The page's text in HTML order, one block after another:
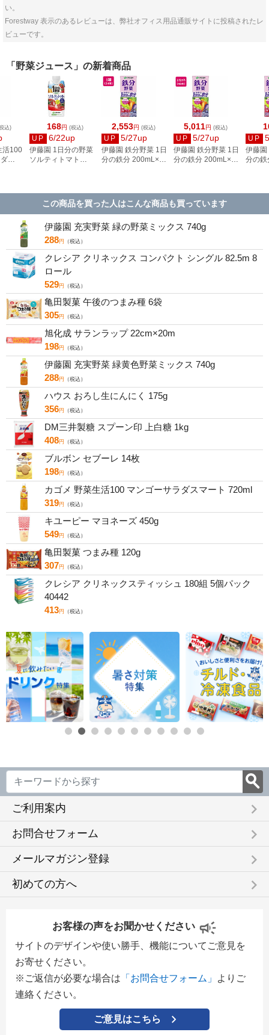
い。
Forestway 表示のあるレビューは、弊社オフィス用品通販サイトに投稿されたレ
ビューです。
「野菜ジュース」の新着商品
168円 (税込)
UP 6/22up
伊藤園 1日分の野菜
ソルティトマト
2,553円 (税込)
UP 5/27up
伊藤園 鉄分野菜 1日
分の鉄分 200mL×24
5,011円 (税込)
UP 5/27up
伊藤園 鉄分野菜 1日
分の鉄分 200mL×48
UP
伊藤園
分の
込)
活100
この商品を買った人はこんな商品も買っています
伊藤園 充実野菜 緑の野菜ミックス 740g
288円 （税込）
クレシア クリネックス コンパクト シングル 82.5m 8
ロール
529円 （税込）
亀田製菓 午後のつまみ種 6袋
305円 （税込）
旭化成 サランラップ 22cm×20m
198円 （税込）
伊藤園 充実野菜 緑黄色野菜ミックス 740g
288円 （税込）
ハウス おろし生にんにく 175g
356円 （税込）
DM三井製糖 スプーン印 上白糖 1kg
408円 （税込）
ブルボン セブーレ 14枚
198円 （税込）
カゴメ 野菜生活100 マンゴーサラダスマート 720ml
319円 （税込）
キユーピー マヨネーズ 450g
549円 （税込）
亀田製菓 つまみ種 120g
307円 （税込）
クレシア クリネックスティッシュ 180組 5個パック
40442
413円 （税込）
ご利用案内 keyboard_arrow_right
お問合せフォーム keyboard_arrow_right
メールマガジン登録 keyboard_arrow_right
初めての方へ keyboard_arrow_right
お客様の声をお聞かせください
サイトのデザインや使い勝手、機能についてご意見を
お寄せください。
※ご返信が必要な場合は 「お問合せフォーム」
よりご
連絡ください。
ご意見はこちら